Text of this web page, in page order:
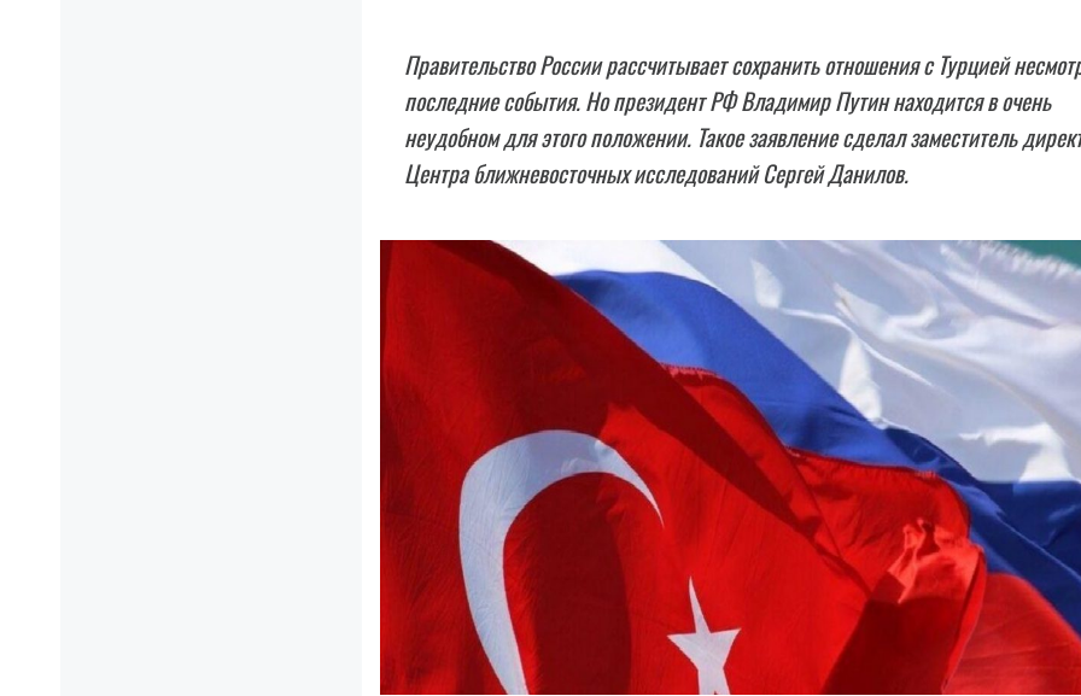
Правительство России рассчитывает сохранить отношения с Турцией
последние события. Но президент РФ Владимир Путин находится в очень
неудобном для этого положении. Такое заявление сделал заместитель
Центра ближневосточных исследований Сергей Данилов.